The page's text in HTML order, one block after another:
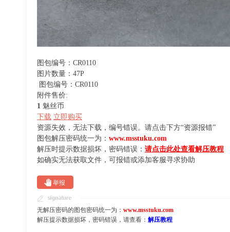
图包编号：CR0110
图片数量：47P
图包编号：CR0110
附件售价:
1 魅丝币
下载 立即购买
资源失效，无法下载，编号错误。请点击下方“资源报错”
图包解压密码统一为： www.msstuku.com
解压时提示数据损坏，密码错误： 请点击此处查看解压教程
如确实无法获取文件，可报错或添加客服寻求协助
举报
无解压密码的图包密码统一为： www.msstuku.com
解压提示数据损坏，密码错误，请查看： 解压教程